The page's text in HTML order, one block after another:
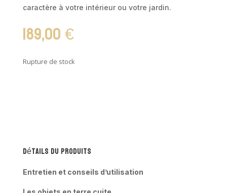
caractère à votre intérieur ou votre jardin.
189,00€
Rupture de stock
Détails du produits
Entretien et conseils d’utilisation